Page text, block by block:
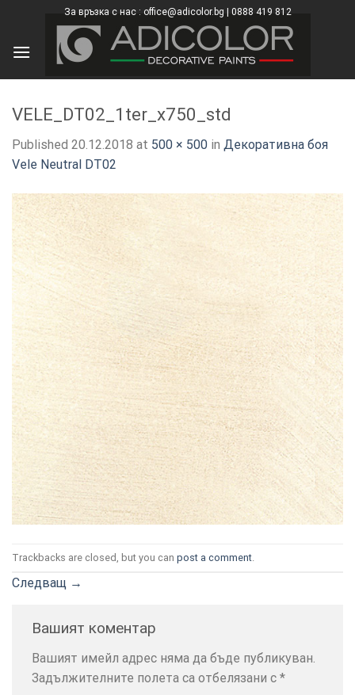
content
За връзка с нас : office@adicolor.bg | 0888 419 812
VELE_DT02_1ter_x750_std
Published 20.12.2018 at 500 × 500 in Декоративна боя
Vele Neutral DT02
Trackbacks are closed, but you can post a comment
Следващ →
Вашият коментар
Вашият имейл адрес няма да бъде публикуван.
Задължителните полета са отбелязани с *
×
×
ТОЗИ
САЙТ
ИЗПОЛЗВА
ПОВЕЧЕ
ИНФОРМАЦИЯ
ДА
НАМЕРИТЕ
ТУК.